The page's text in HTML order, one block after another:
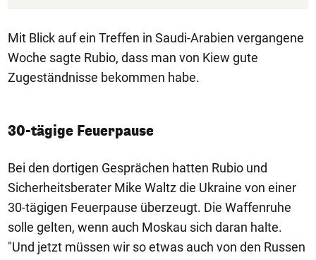
Mit Blick auf ein Treffen in Saudi-Arabien vergangene
Woche sagte Rubio, dass man von Kiew gute
Zugeständnisse bekommen habe.
30-tägige Feuerpause
Bei den dortigen Gesprächen hatten Rubio und
Sicherheitsberater Mike Waltz die Ukraine von einer
30-tägigen Feuerpause überzeugt. Die Waffenruhe
solle gelten, wenn auch Moskau sich daran halte.
"Und jetzt müssen wir so etwas auch von den Russen